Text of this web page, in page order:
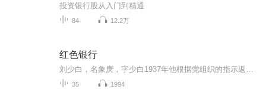
投资银行股从入门到精通
84 12.2万
红色银行
35 1994